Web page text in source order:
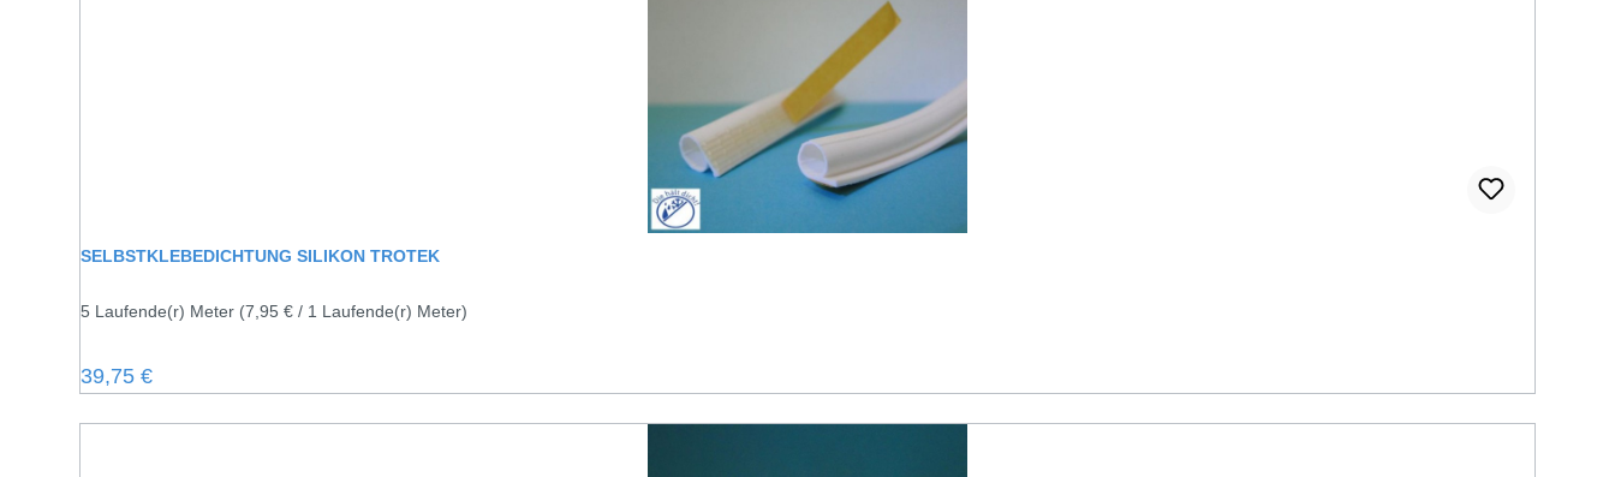
SELBSTKLEBEDICHTUNG SILIKON TROTEK
5 Laufende(r) Meter (7,95 € / 1 Laufende(r) Meter)
Regulärer Preis:
39,75 €